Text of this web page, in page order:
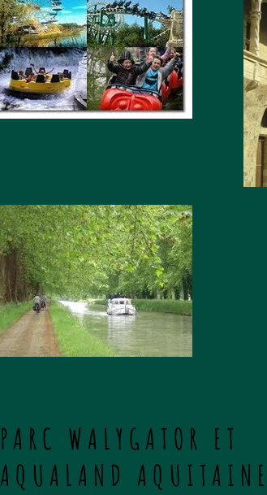
PARC WALYGATOR ET
AQUALAND AQUITAINE